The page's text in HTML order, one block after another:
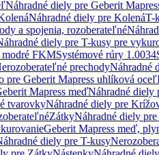
Náhradné diely pre Geberit
Náhradné diely pre KolenáT-
a spojenia, rozoberateľné
diely pre T-kusy pre
modré FKMSystémové rúry 1.0034
prechodyNáhradné
pre Geberit Mapress uhlíková oceľ
Mapress meďNáhradné diely
tvarovkyNáhradné diely pre
ZátkyNáhradné diely
Geberit Mapress meď,
diely pre T-kusy